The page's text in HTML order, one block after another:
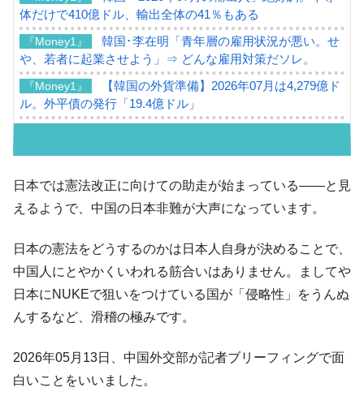
体だけで410億ドル、輸出全体の41％もある
『Money1』
韓国･李在明「青年層の雇用状況が悪い。せ
や、若者に起業させよう」⇒ どんな雇用対策だソレ。
『Money1』
【韓国の外貨準備】2026年07月は4,279億ド
ル。外平債の発行「19.4億ドル」
『Money1』
韓国･李在明さっそく不動産対策で浅薄な発
言。
『Money1』
『韓国銀行』が「金の保有量を増やしま
す」⇒「金を経由するドル入手」手段ではないのか？
『Money1』
韓国･外為取引量「1日当たり1,214.4億ド
ル」まで拡大 ⇒ 海外資金の動きに強く左右される状態
『Money1』
韓国･帰ってきた李在明。李在明を支持しな
い「50.5％」に上昇
日本では憲法改正に向けての助走が始まっている――と見
えるようで、中国の日本非難が大声になっています。
日本の憲法をどうするのかは日本人自身が決めることで、
中国人にとやかくいわれる筋合いはありません。ましてや
日本にNUKEで狙いをつけている国が「侵略性」をうんぬ
んするなど、滑稽の極みです。
2026年05月13日、中国外交部が記者ブリーフィングで面
白いことをいいました。